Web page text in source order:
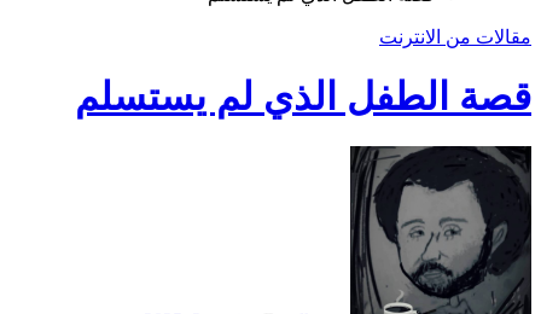
مقالات من الانترنت
قصة الطفل الذي لم يستسلم